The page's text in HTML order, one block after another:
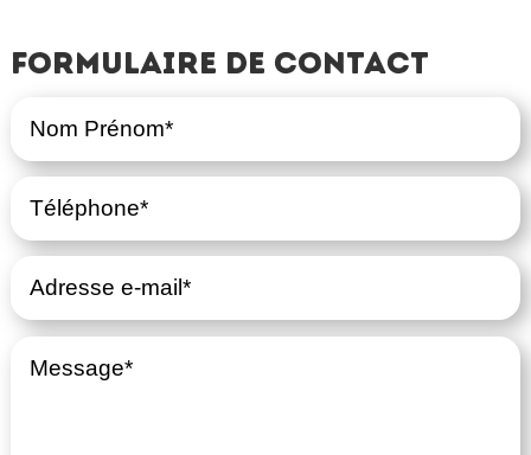
Formulaire de contact